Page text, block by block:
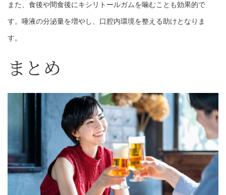
また、食後や間食後にキシリトールガムを噛むことも効果的で
す。唾液の分泌量を増やし、口腔内環境を整える助けとなりま
す。
まとめ